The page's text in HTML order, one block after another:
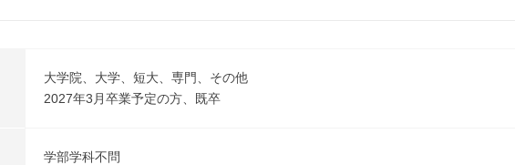
大学院、大学、短大、専門、その他
2027年3月卒業予定の方、既卒
学部学科不問